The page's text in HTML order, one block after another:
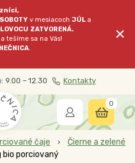
SOBOTY v mesiacochJÚL a
ZATVORENÁ.
tešíme sa na Vás!
.
×
9.00 – 12.30 Kontakty
0
čaje
Čierne a zelené
bio porciovaný